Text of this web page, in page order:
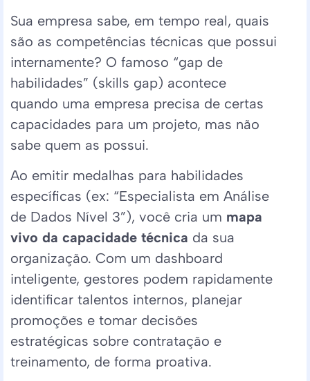
Sua empresa sabe, em tempo real, quais
são as competências técnicas que possui
internamente? O famoso “gap de
habilidades” (skills gap) acontece
quando uma empresa precisa de certas
capacidades para um projeto, mas não
sabe quem as possui.
Ao emitir medalhas para habilidades
específicas (ex: “Especialista em Análise
de Dados Nível 3”), você cria um mapa
vivo da capacidade técnica da sua
organização. Com um dashboard
inteligente, gestores podem rapidamente
identificar talentos internos, planejar
promoções e tomar decisões
estratégicas sobre contratação e
treinamento, de forma proativa.